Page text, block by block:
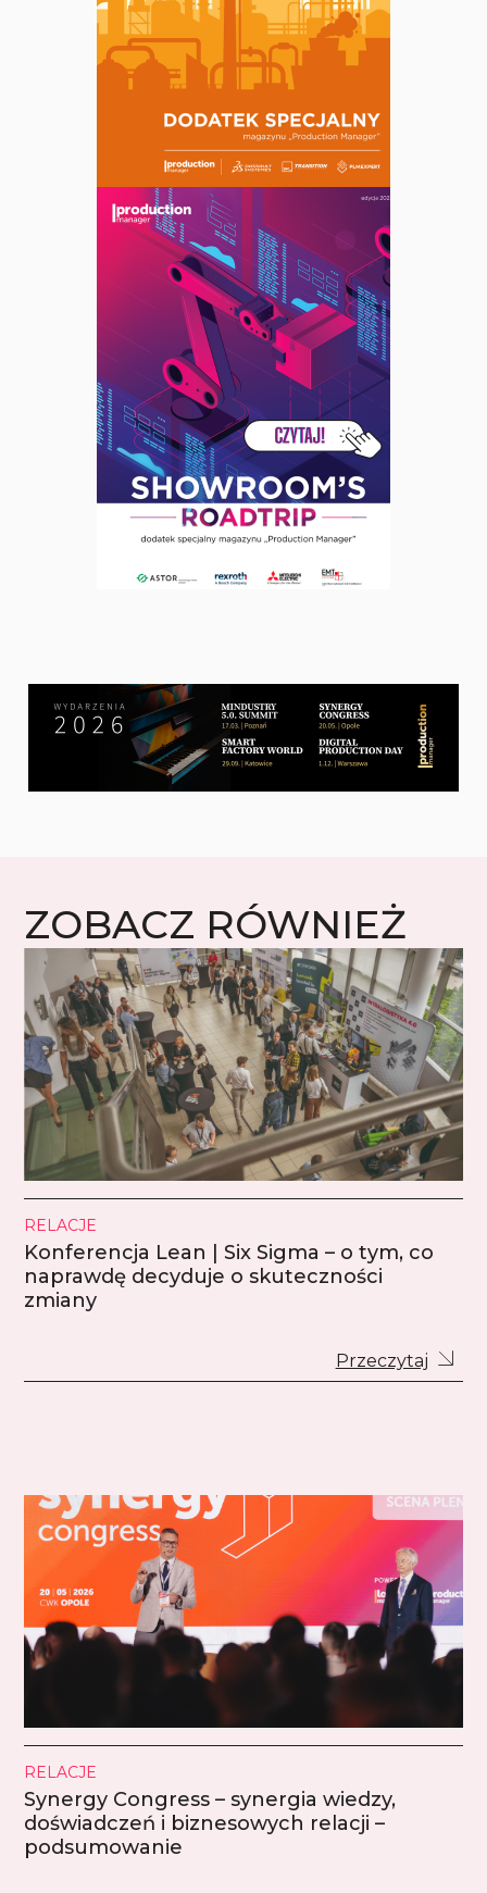
ZOBACZ RÓWNIEŻ
RELACJE
Konferencja Lean | Six Sigma – o tym, co
naprawdę decyduje o skuteczności
zmiany
Przeczytaj
RELACJE
Synergy Congress – synergia wiedzy,
doświadczeń i biznesowych relacji –
podsumowanie